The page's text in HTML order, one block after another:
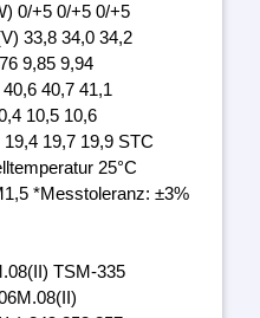
0/+5 0/+5 0/+5
33,8 34,0 34,2
9,85 9,94
40,7 41,1
10,5 10,6
19,7 19,9 STC
25°C
*Messtoleranz: ±3%
TSM-335